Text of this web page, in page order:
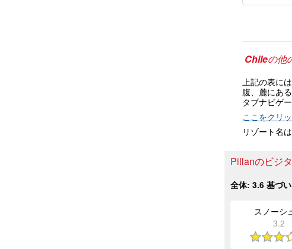
Chileの他
上記の表には
腹、麓にあ
タブナビゲ
ここをクリ
リゾート名は
Pillanのビジ
全体: 3.6 基づ
スノーシ
3.2